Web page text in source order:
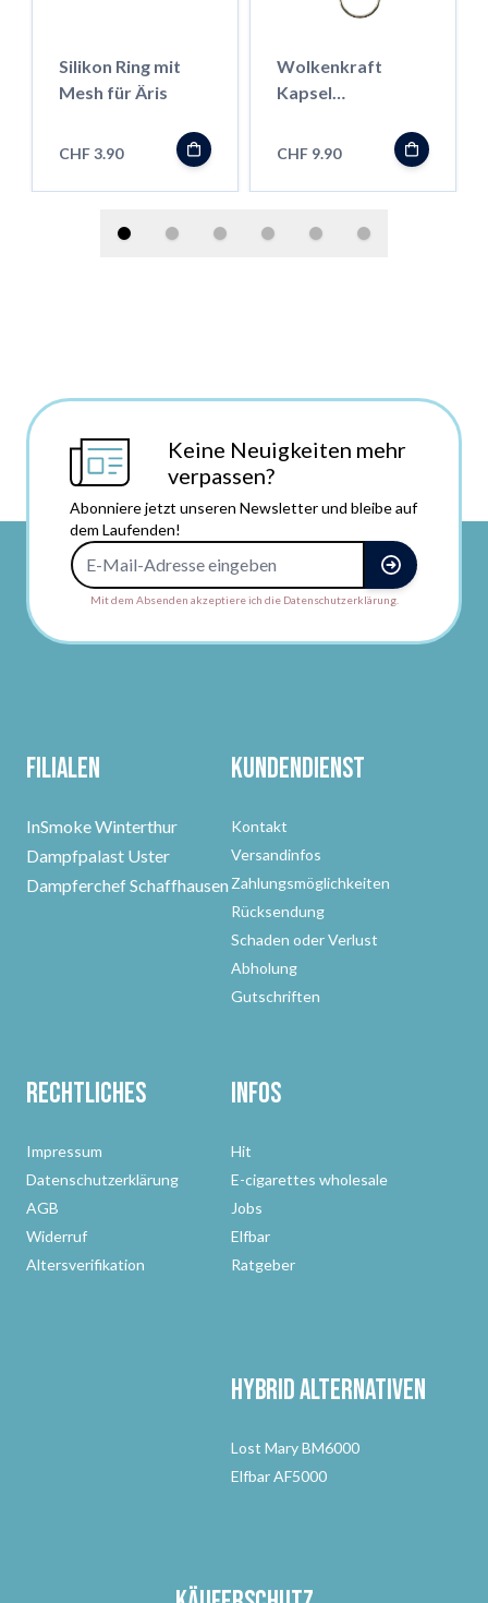
Silikon Ring mit
Mesh für Äris
CHF 3.90
Wolkenkraft
Kapsel
für FX Mini/ Äris
CHF 9.90
Keine Neuigkeiten mehr
verpassen?
Abonniere jetzt unseren Newsletter und bleibe auf
dem Laufenden!
Mit dem Absenden akzeptiere ich die Datenschutzerklärung.
Filialen
InSmoke Winterthur
Dampfpalast Uster
Dampferchef Schaffhausen
Kundendienst
Kontakt
Versandinfos
Zahlungsmöglichkeiten
Rücksendung
Schaden oder Verlust
Abholung
Gutschriften
Rechtliches
Impressum
Datenschutzerklärung
AGB
Widerruf
Altersverifikation
Infos
Hit
E-cigarettes wholesale
Jobs
Elfbar
Ratgeber
Hybrid Alternativen
Lost Mary BM6000
Elfbar AF5000